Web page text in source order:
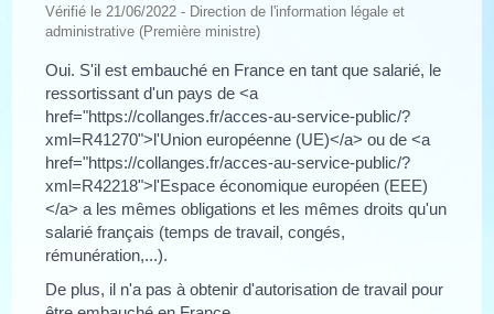
Vérifié le 21/06/2022 - Direction de l'information légale et
administrative (Première ministre)
Oui. S'il est embauché en France en tant que salarié, le
ressortissant d'un pays de <a
href="https://collanges.fr/acces-au-service-public/?
xml=R41270">l'Union européenne (UE)</a> ou de <a
href="https://collanges.fr/acces-au-service-public/?
xml=R42218">l'Espace économique européen (EEE)
</a> a les mêmes obligations et les mêmes droits qu'un
salarié français (temps de travail, congés,
rémunération,...).
De plus, il n'a pas à obtenir d'autorisation de travail pour